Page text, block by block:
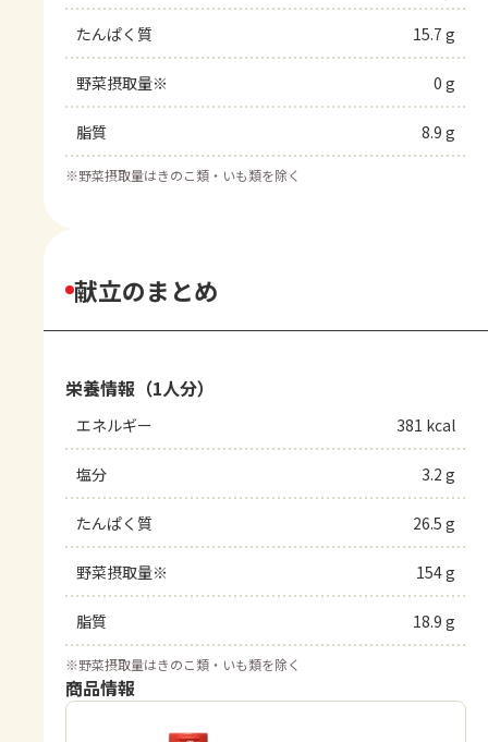
たんぱく質 15.7 g
野菜摂取量※ 0 g
脂質 8.9 g
※野菜摂取量はきのこ類・いも類を除く
献立のまとめ
栄養情報（1人分）
エネルギー 381 kcal
塩分 3.2 g
たんぱく質 26.5 g
野菜摂取量※ 154 g
脂質 18.9 g
※野菜摂取量はきのこ類・いも類を除く
商品情報